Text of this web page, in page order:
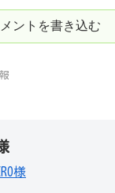
ントを書き込む
様